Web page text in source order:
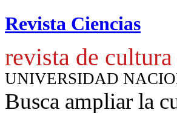
Revista Ciencias
revista de
UNIVERSIDAD
Busca ampliar la